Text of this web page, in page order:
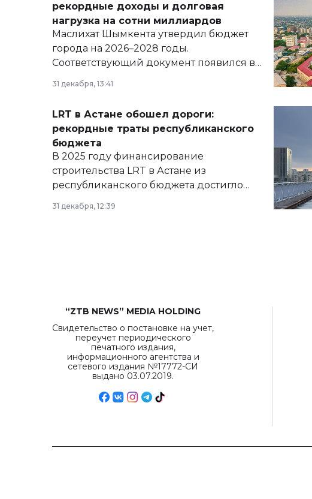
рекордные доходы и долговая
нагрузка на сотни миллиардов
Маслихат Шымкента утвердил бюджет
города на 2026–2028 годы.
Соответствующий документ появился в
базе нормативных правовых актов и на
сайте маслихат города.
31 декабря, 13:41
LRT в Астане обошел дороги:
рекордные траты республиканского
бюджета
В 2025 году финансирование
строительства LRT в Астане из
республиканского бюджета достигло
рекордных объемов.
31 декабря, 12:39
“ZTB NEWS” MEDIA HOLDING
Свидетельство о постановке на учет,
переучет периодического
печатного издания,
информационного агентства и
сетевого издания №17772-СИ
выдано 03.07.2019.